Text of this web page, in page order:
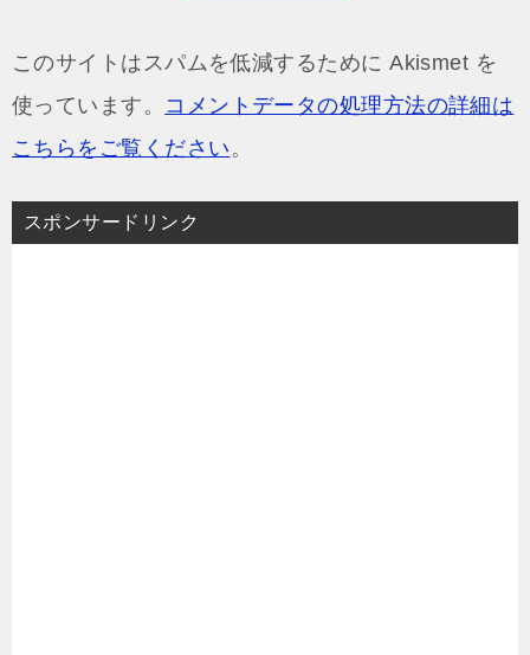
このサイトはスパムを低減するために Akismet を
使っています。 コメントデータの処理方法の詳細は
こちらをご覧ください 。
スポンサードリンク